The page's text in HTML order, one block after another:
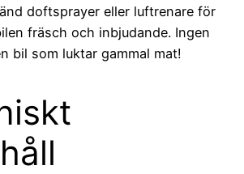
doftsprayer eller luftrenare för
fräsch och inbjudande. Ingen
bil som luktar gammal mat!